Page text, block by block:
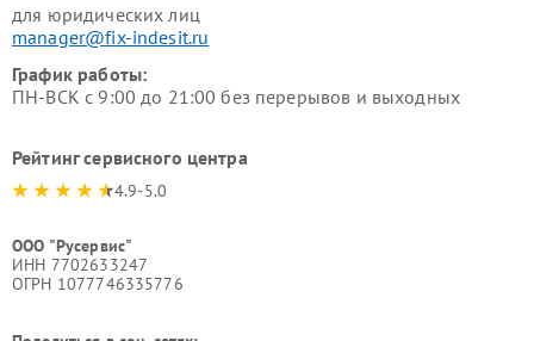
для юридических лиц
manager@fix-indesit.ru
График работы:
ПН-ВСК с 9:00 до 21:00 без перерывов и выходных
Рейтинг сервисного центра
4.9-5.0
ООО "Русервис"
ИНН 7702633247
ОГРН 1077746335776